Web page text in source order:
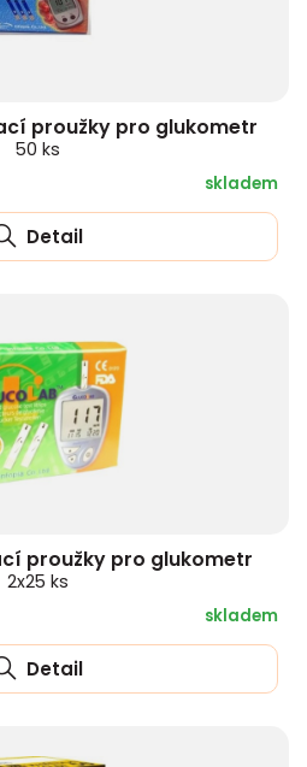
proužky pro glukometr
50 ks
skladem
Detail
proužky pro glukometr
2x25 ks
skladem
Detail